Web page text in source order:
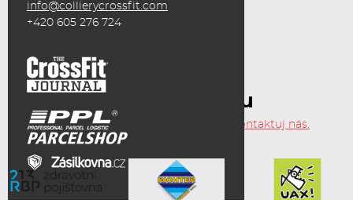
info@collierycrossfit.com
+420 605 276 724
Partneři gymu
Chceš se stát Colliery partnerem? Kontaktuj nás.